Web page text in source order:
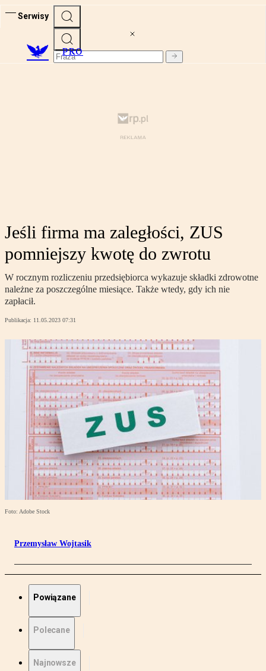
Serwisy
PRO
Jeśli firma ma zaległości, ZUS
pomniejszy kwotę do zwrotu
W rocznym rozliczeniu przedsiębiorca wykazuje składki zdrowotne
należne za poszczególne miesiące. Także wtedy, gdy ich nie
zapłacił.
Publikacja: 11.05.2023 07:31
Foto: Adobe Stock
Przemysław Wojtasik
Powiązane
Polecane
Najnowsze